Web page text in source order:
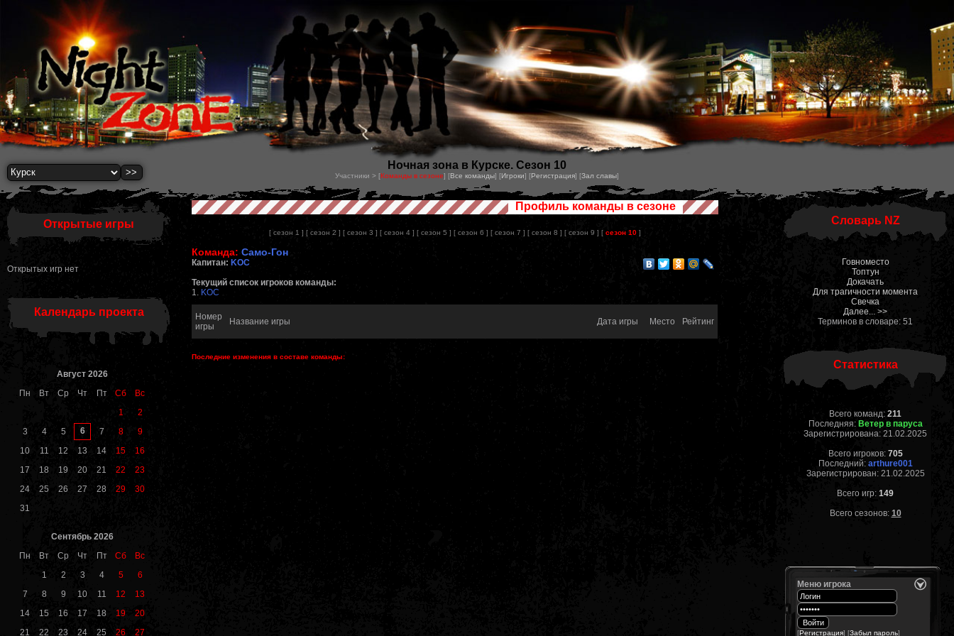
Ночная зона в Курске. Сезон 10
Участники > [Команды в сезоне] [Все команды] [Игроки] [Регистрация] [Зал славы]
Открытые игры
Открытых игр нет
Календарь проекта
Август 2026
Пн
Вт Ср Чт Пт Сб
Вс
1
2
3
4 5 6 7 8
9
10
11 12 13 14 15
16
17
18 19 20 21 22
23
24
25 26 27 28 29
30
31
Сентябрь 2026
Пн
Вт Ср Чт Пт Сб
Вс
1
2 3 4 5
6
7
8 9 10 11 12
13
14
15 16 17 18 19
20
21
22 23 24 25 26 27
Профиль команды в сезоне
[ сезон 1 ] [ сезон 2 ] [ сезон 3 ] [ сезон 4 ] [ сезон 5 ] [ сезон 6 ] [ сезон 7 ] [ сезон 8 ] [ сезон 9 ] [ сезон 10 ]
Команда: Само-Гон
Капитан: KOC
Текущий список игроков команды:
1. KOC
Номер
игры
Название игры Дата игры Место Рейтинг
Последние изменения в составе команды:
Словарь NZ
Говноместо
Топтун
Докачать
Для трагичности момента
Свечка
Далее... >>
Терминов в словаре: 51
Статистика
Всего команд: 211
Последняя: Ветер в паруса
Зарегистрирована: 21.02.2025
Всего игроков: 705
Последний: arthure001
Зарегистрирован: 21.02.2025
Всего игр: 149
Всего сезонов: 10
Меню игрока
[Регистрация] [Забыл пароль]